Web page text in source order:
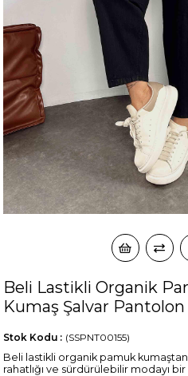
Beli Lastikli Organik
Kumaş Şalvar Pantolon
(SSPNT00155)
Stok Kodu
Beli lastikli organik pamuk
rahatlığı ve sürdürülebilir modayı